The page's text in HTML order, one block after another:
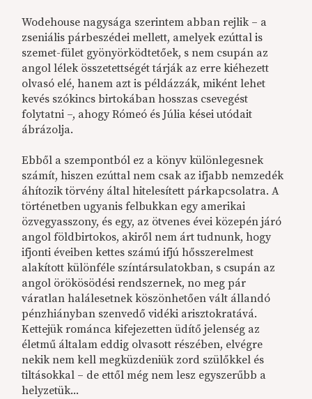
Wodehouse nagysága szerintem abban rejlik – a
zseniális párbeszédei mellett, amelyek ezúttal is
szemet-fület gyönyörködtetőek, s nem csupán az
angol lélek összetettségét tárják az erre kiéhezett
olvasó elé, hanem azt is példázzák, miként lehet
kevés szókincs birtokában hosszas csevegést
folytatni –, ahogy Rómeó és Júlia kései utódait
ábrázolja.
Ebből a szempontból ez a könyv különlegesnek
számít, hiszen ezúttal nem csak az ifjabb nemzedék
áhítozik törvény által hitelesített párkapcsolatra. A
történetben ugyanis felbukkan egy amerikai
özvegyasszony, és egy, az ötvenes évei közepén járó
angol földbirtokos, akiről nem árt tudnunk, hogy
ifjonti éveiben kettes számú ifjú hősszerelmest
alakított különféle színtársulatokban, s csupán az
angol örökösödési rendszernek, no meg pár
váratlan halálesetnek köszönhetően vált állandó
pénzhiányban szenvedő vidéki arisztokratává.
Kettejük románca kifejezetten üdítő jelenség az
életmű általam eddig olvasott részében, elvégre
nekik nem kell megküzdeniük zord szülőkkel és
tiltásokkal – de ettől még nem lesz egyszerűbb a
helyzetük...